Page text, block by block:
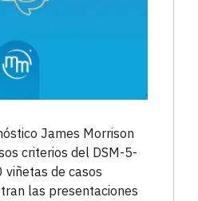
James Morrison
criterios del DSM-5-
viñetas de casos
las presentaciones